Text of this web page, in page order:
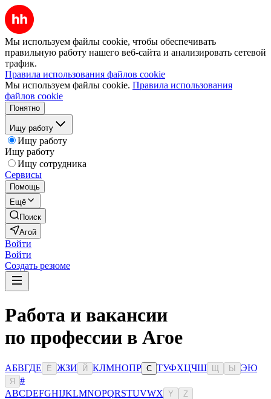
Мы используем файлы cookie, чтобы обеспечивать
правильную работу нашего веб-сайта и анализировать сетевой
трафик.
Правила использования файлов cookie
Мы используем файлы cookie. Правила использования
файлов cookie
Понятно
Ищу работу
Ищу работу
Ищу работу
Ищу сотрудника
Сервисы
Помощь
Ещё
Поиск
Агой
Войти
Войти
Создать резюме
Работа и вакансии
по профессии в Агое
АБВГДЕ Ё ЖЗИ Й КЛМНОПР С ТУФХЦЧШ Ы ЭЮ
Я
#
ABCDEFGHIJKLMNOPQRSTUVWX Y Z